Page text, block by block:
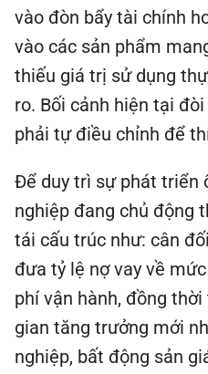
vào đòn bẩy tài chính
vào các sản phẩm
thiếu giá trị sử dụng
ro. Bối cảnh hiện tại
phải tự điều chỉnh để
Để duy trì sự phát triển
nghiệp đang chủ động
tái cấu trúc như: cân
đưa tỷ lệ nợ vay về
phí vận hành, đồng
gian tăng trưởng mới
nghiệp, bất động sản